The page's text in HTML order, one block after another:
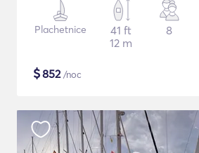
Plachetnice
41 ft
12 m
8
$852/noc